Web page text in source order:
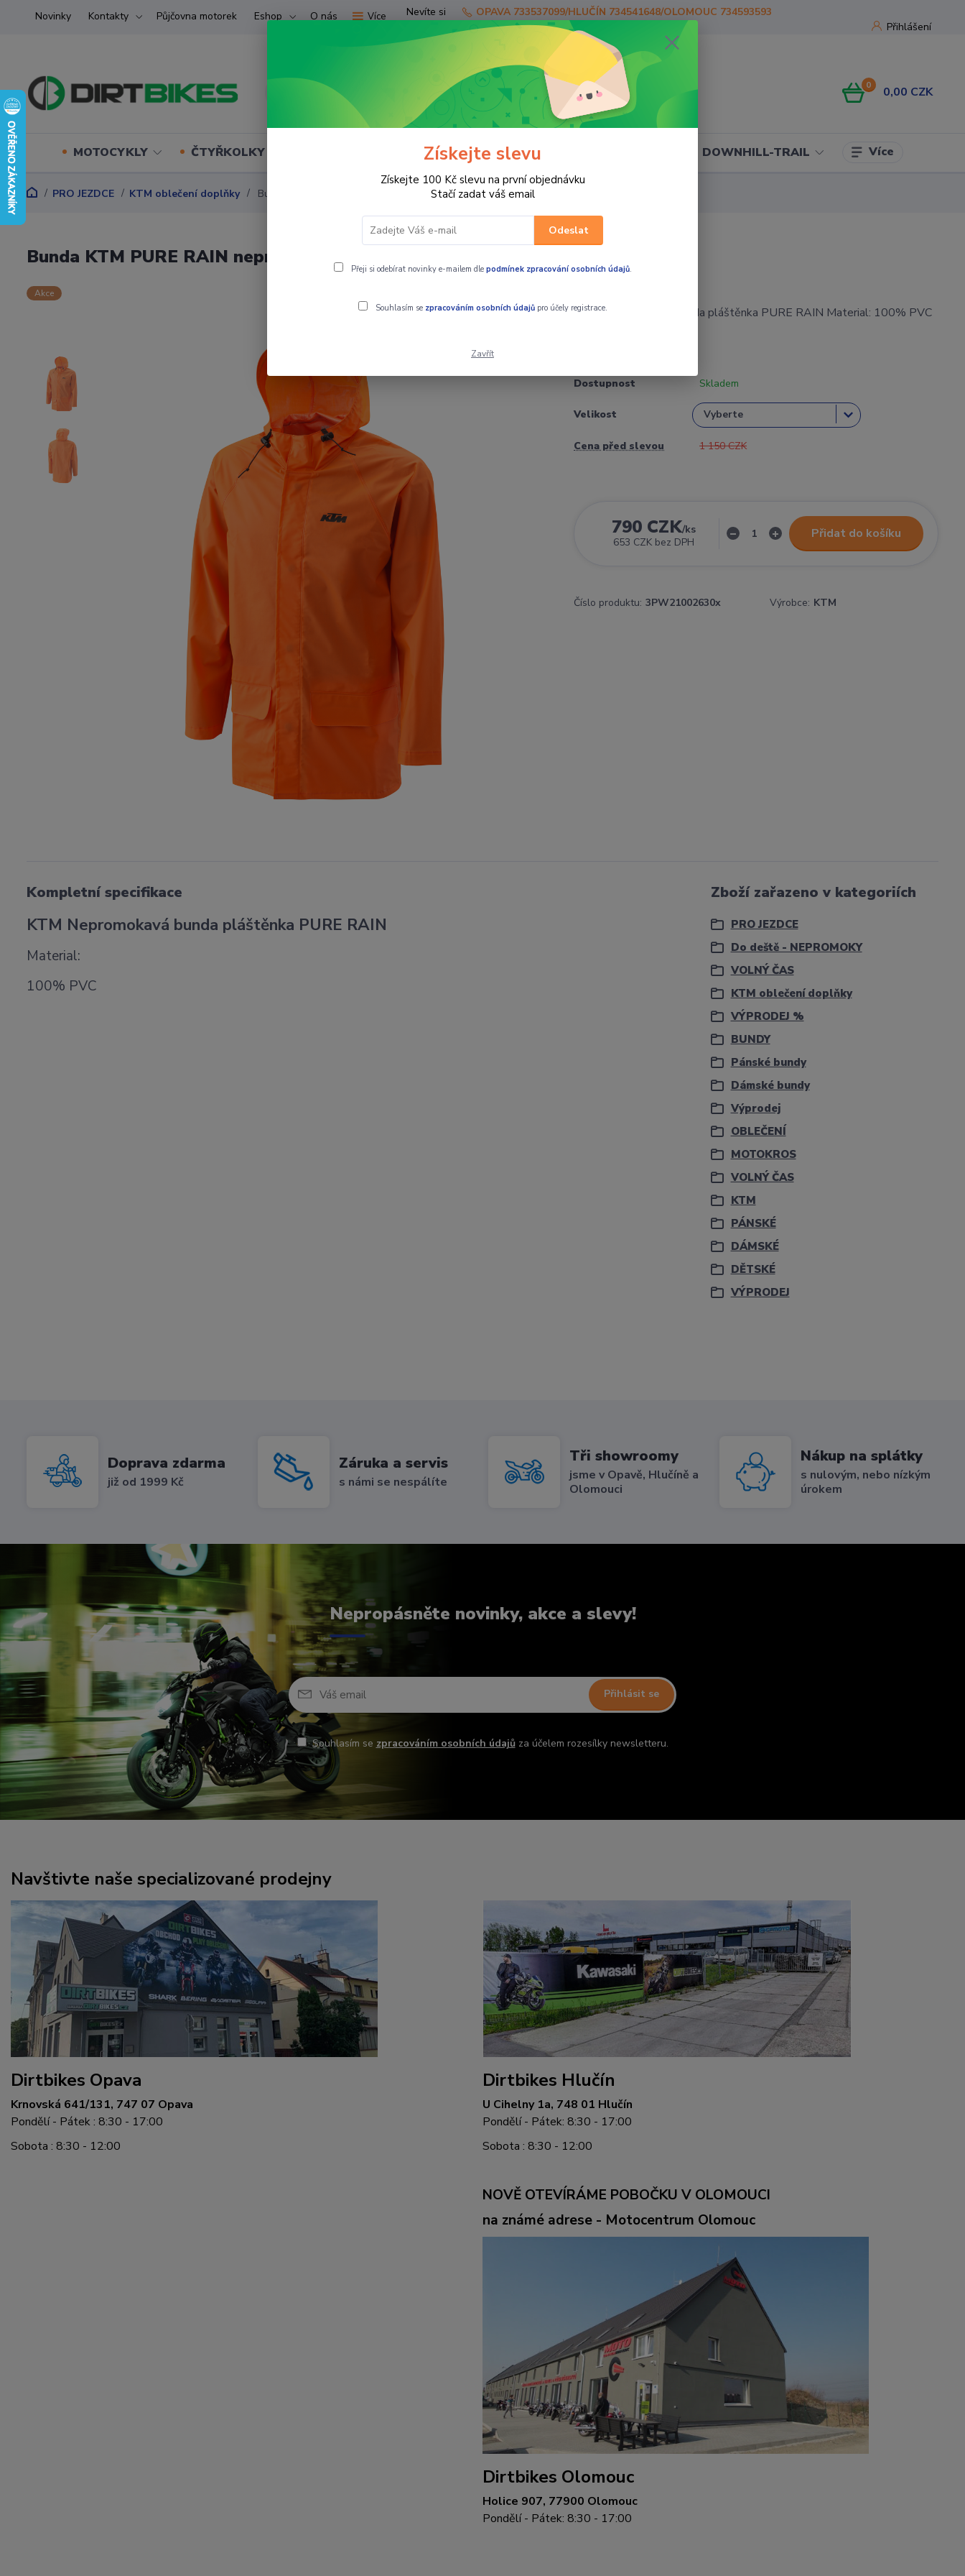
Novinky Kontakty Půjčovna motorek Eshop O nás Více
Přihlášení
Hledat
Nevíte si
rady?
Zavolejte.
OPAVA 733537099/HLUČÍN 734541648/OLOMOUC 734593593
0 0,00 CZK
MOTOCYKLY ČTYŘKOLKY (ATV) UTV SKÚTRY PRO JEZDCE DOWNHILL-TRAIL Více
PRO JEZDCE KTM oblečení doplňky Bunda KTM PURE RAIN nepromok pláštěnka
Bunda KTM PURE RAIN nepromok pláštěnka
Akce
KTM Nepromokavá bunda pláštěnka PURE RAIN Material: 100% PVC
Dostupnost Skladem
Velikost
Cena před slevou 1 150 CZK
790 CZK/ks
653 CZK bez DPH
Přidat do košíku
Číslo produktu: 3PW21002630x Výrobce: KTM
Kompletní specifikace
KTM Nepromokavá bunda pláštěnka PURE RAIN
Material:
100% PVC
Zboží zařazeno v kategoriích
PRO JEZDCE
Do deště - NEPROMOKY
VOLNÝ ČAS
KTM oblečení doplňky
VÝPRODEJ %
BUNDY
Pánské bundy
Dámské bundy
Výprodej
OBLEČENÍ
MOTOKROS
VOLNÝ ČAS
KTM
PÁNSKÉ
DÁMSKÉ
DĚTSKÉ
VÝPRODEJ
Doprava zdarma
již od 1999 Kč
Záruka a servis
s námi se nespálíte
Tři showroomy
jsme v Opavě, Hlučíně a
Olomouci
Nákup na splátky
s nulovým, nebo nízkým
úrokem
Nepropásněte novinky, akce a slevy!
Přihlásit se
Souhlasím se zpracováním osobních údajůza účelem rozesílky newsletteru.
Navštivte naše specializované prodejny
Dirtbikes Opava
Krnovská 641/131, 747 07 Opava
Pondělí - Pátek : 8:30 - 17:00
Sobota : 8:30 - 12:00
Dirtbikes Hlučín
U Cihelny 1a, 748 01 Hlučín
Pondělí - Pátek: 8:30 - 17:00
Sobota : 8:30 - 12:00
NOVĚ OTEVÍRÁME POBOČKU V OLOMOUCI
na známé adrese - Motocentrum Olomouc
Dirtbikes Olomouc
Holice 907, 77900 Olomouc
Pondělí - Pátek: 8:30 - 17:00
Získejte slevu
Získejte 100 Kč slevu na první objednávku
Stačí zadat váš email
Odeslat
Přeji si odebírat novinky e-mailem dle podmínek zpracování osobních údajů.
Souhlasím se zpracováním osobních údajůpro účely registrace.
Zavřít